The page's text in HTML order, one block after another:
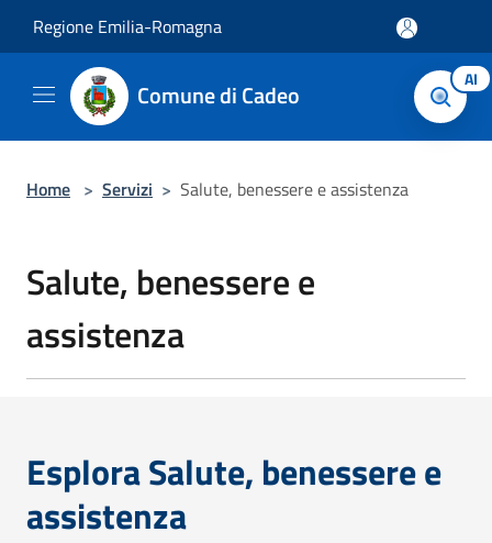
Regione Emilia-Romagna
Comune di Cadeo AI
Home > Servizi > Salute, benessere e assistenza
Salute, benessere e
assistenza
Esplora Salute, benessere e
assistenza